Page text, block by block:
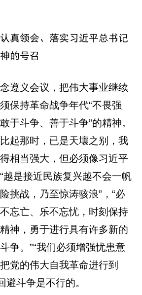
真领会、落实习近平总书记
的号召
遵义会议，把伟大事业继续
保持革命战争年代“不畏强
于斗争、善于斗争”的精神。
起那时，已是天壤之别，我
相当强大，但必须像习近平
越是接近民族复兴越不会一帆
挑战，乃至惊涛骇浪”，“必
忘亡、乐不忘忧，时刻保持
神，勇于进行具有许多新的
争。”“我们必须增强忧患意
党的伟大自我革命进行到
避斗争是不行的。